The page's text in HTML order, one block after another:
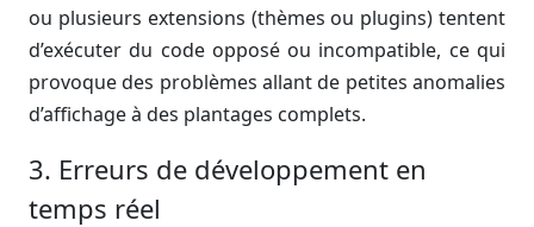
ou plusieurs extensions (thèmes ou plugins) tentent
d’exécuter du code opposé ou incompatible, ce qui
provoque des problèmes allant de petites anomalies
d’affichage à des plantages complets.
3. Erreurs de développement en
temps réel